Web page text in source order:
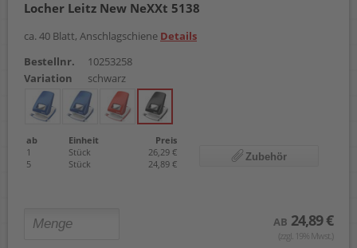
Locher Leitz New NeXXt 5138
ca. 40 Blatt, Anschlagschiene Details
Bestellnr.
10253258
Variation
schwarz
ab Einheit
Preis
1
Stück
26,29 €
5
Stück 24,89 €
Zubehör
AB 24,89 €
(zzgl. 19% Mwst.)